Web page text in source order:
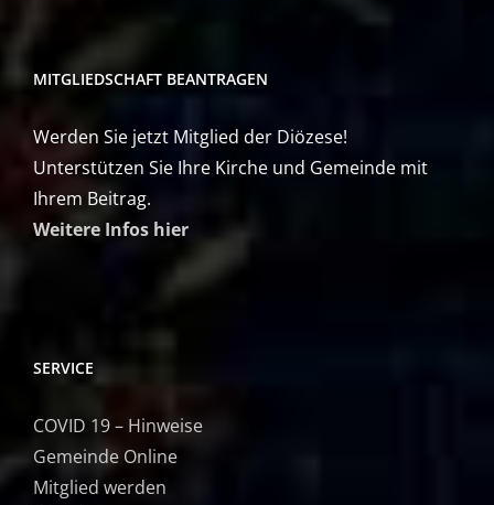
MITGLIEDSCHAFT BEANTRAGEN
Werden Sie jetzt Mitglied der Diözese!
Unterstützen Sie Ihre Kirche und Gemeinde mit
Ihrem Beitrag.
Weitere Infos hier
SERVICE
COVID 19 – Hinweise
Gemeinde Online
Mitglied werden